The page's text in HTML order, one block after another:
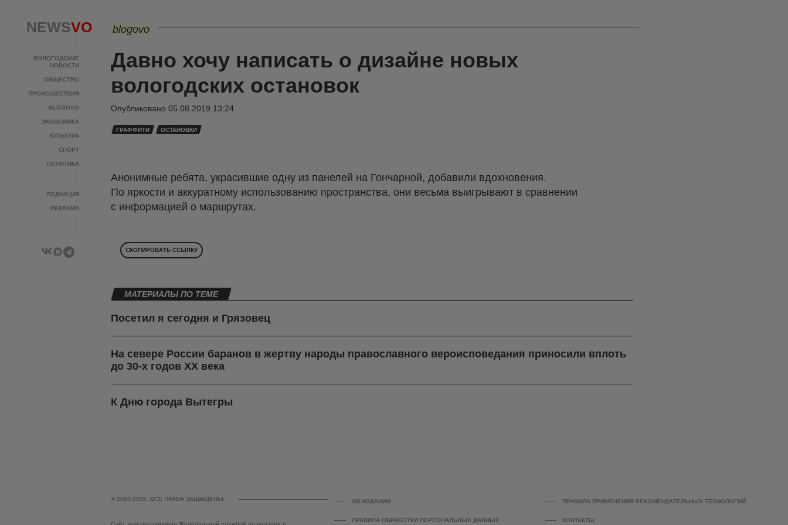
NEWSVO
ВОЛОГОДСКИЕ
НОВОСТИ
ОБЩЕСТВО
ПРОИСШЕСТВИЯ
BLOGOVO
ЭКОНОМИКА
КУЛЬТУРА
СПОРТ
ПОЛИТИКА
РЕДАКЦИЯ
РЕКЛАМА
blogovo
Давно хочу написать о дизайне новых
вологодских остановок
Опубликовано 05.08.2019 13:24
ГРАФФИТИ ОСТАНОВКИ
Анонимные ребята, украсившие одну из панелей на Гончарной, добавили вдохновения.
По яркости и аккуратному использованию пространства, они весьма выигрывают в сравнении
с информацией о маршрутах.
СКОПИРОВАТЬ ССЫЛКУ
МАТЕРИАЛЫ ПО ТЕМЕ
Посетил я сегодня и Грязовец
На севере России баранов в жертву народы православного вероисповедания приносили вплоть
до 30-х годов ХХ века
К Дню города Вытегры
© 2004-2025. ВСЕ ПРАВА ЗАЩИЩЕНЫ.
Сайт зарегистрирован Федеральной службой по надзору в
ОБ ИЗДАНИИ ПРАВИЛА ПРИМЕНЕНИЯ РЕКОМЕНДАТЕЛЬНЫХ ТЕХНОЛОГИЙ
ПРАВИЛА ОБРАБОТКИ ПЕРСОНАЛЬНЫХ ДАННЫХ КОНТАКТЫ